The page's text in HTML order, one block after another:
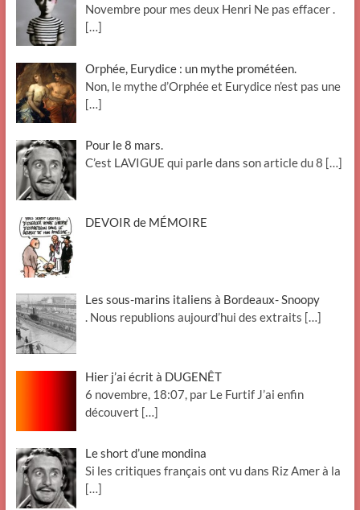
Novembre pour mes deux Henri Ne pas effacer .
[…]
Orphée, Eurydice : un mythe prométéen.
Non, le mythe d’Orphée et Eurydice n’est pas une
[…]
Pour le 8 mars.
C’est LAVIGUE qui parle dans son article du 8 […]
DEVOIR de MÉMOIRE
Les sous-marins italiens à Bordeaux- Snoopy
. Nous republions aujourd’hui des extraits […]
Hier j’ai écrit à DUGENÊT
6 novembre, 18:07, par Le Furtif J’ai enfin
découvert […]
Le short d’une mondina
Si les critiques français ont vu dans Riz Amer à la
[…]